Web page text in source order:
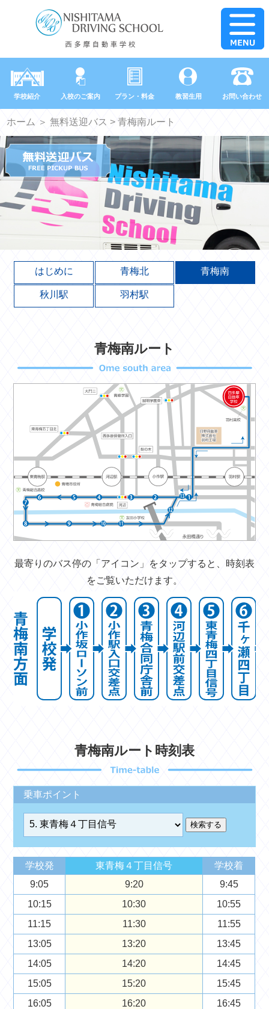
学校紹介 入校のご案内 プラン・料金 教習生用 お問い合わせ
ホーム ＞無料送迎バス > 青梅南ルート
はじめに 青梅北 青梅南
秋川駅 羽村駅
青梅南ルート
最寄りのバス停の「アイコン」をタップすると、時刻表
をご覧いただけます。
青梅南ルート時刻表
乗車ポイント
学校発 東青梅４丁目信号
学校着
9:05
9:20
9:45
10:15
10:30
10:55
11:15
11:30
11:55
13:05
13:20
13:45
14:05
14:20
14:45
15:05
15:20
15:45
16:05
16:20
16:45